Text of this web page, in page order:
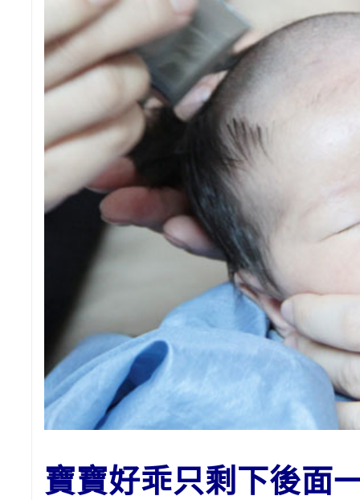
寶寶好乖只剩下後面